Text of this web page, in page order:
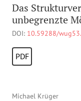
Das
unbegrenzte
DOI: 10.59288/
PDF
Michael Krüger